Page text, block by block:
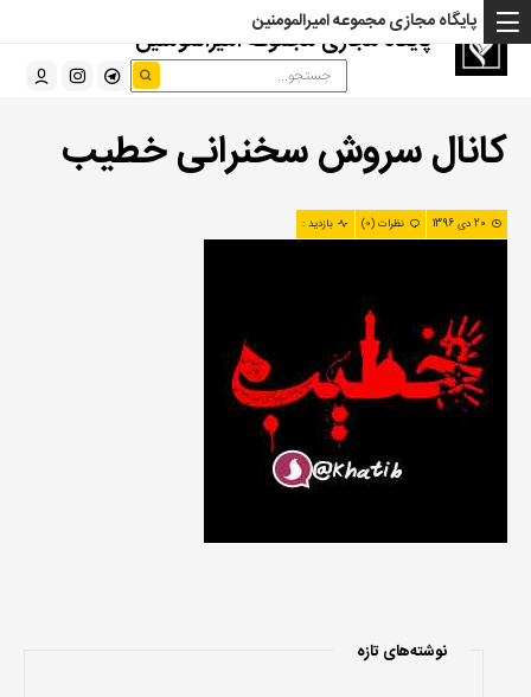
پایگاه مجازی مجموعه امیرالمومنین
پایگاه مجازی مجموعه امیرالمومنین
کانال سروش سخنرانی خطیب
20 دی 1396 نظرات (0) بازدید :
نوشته‌های تازه